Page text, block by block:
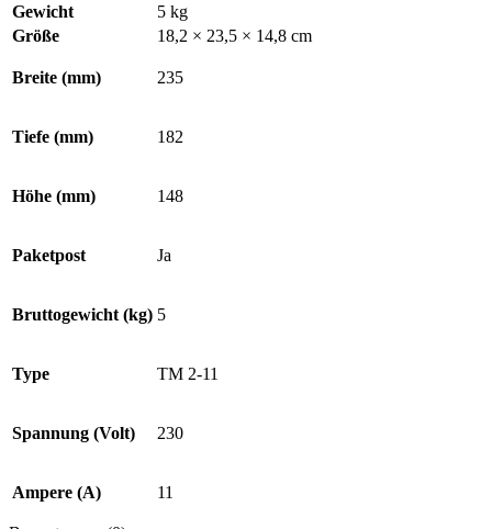
Gewicht
5 kg
Größe
18,2 × 23,5 × 14,8 cm
Breite (mm) 235
Tiefe (mm) 182
Höhe (mm) 148
Paketpost Ja
Bruttogewicht (kg) 5
Type TM 2-11
Spannung (Volt) 230
Ampere (A) 11